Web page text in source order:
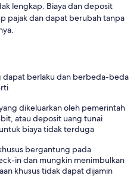
lengkap. Biaya dan deposit
pajak dan dapat berubah tanpa
dapat berlaku dan berbeda-beda
dikeluarkan oleh pemerintah
atau deposit uang tunai
biaya tidak terduga
bergantung pada
in dan mungkin menimbulkan
khusus tidak dapat dijamin